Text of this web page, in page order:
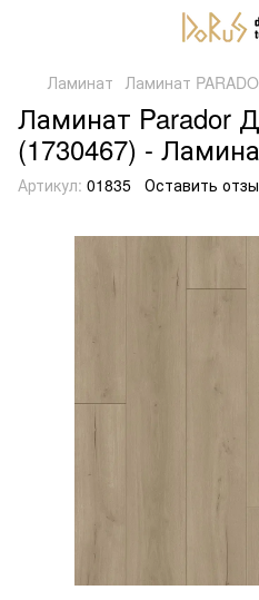
Ламинат Ламинат
Ламинат Parador
(1730467) -
Артикул: 01835 Оставить